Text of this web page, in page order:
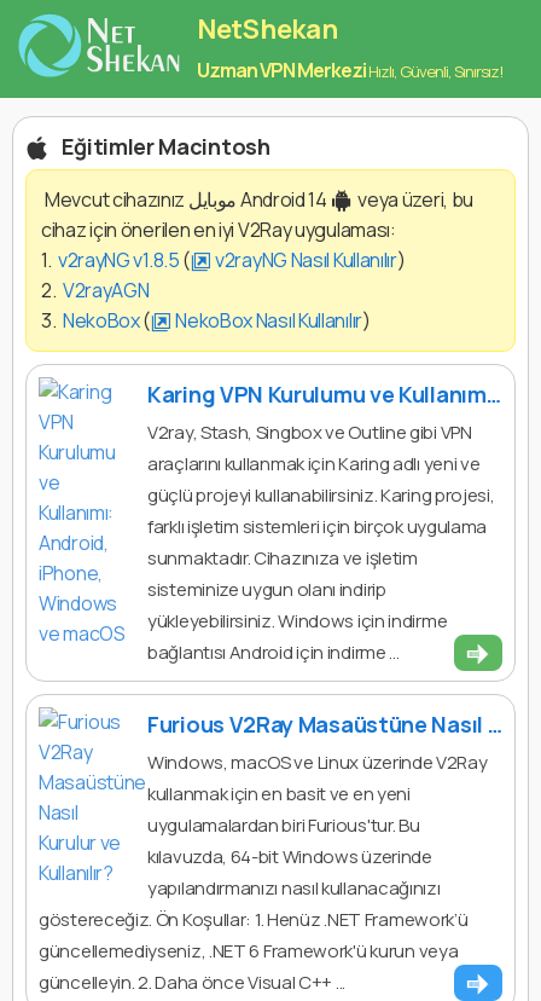
NetShekan
Uzman VPN MerkeziHızlı, Güvenli, Sınırsız!
Eğitimler‌ Macintosh
Mevcut cihazınız موبایل Android 14
veya üzeri, bu
cihaz için önerilen en iyi V2Ray uygulaması:
1. v2rayNG v1.8.5( v2rayNG Nasıl Kullanılır)
2. V2rayAGN
3. NekoBox( NekoBox Nasıl Kullanılır)
Karing VPN Kurulumu ve Kullanımı: Android, iPhone, Windows ve macOS
V2ray, Stash, Singbox ve Outline gibi VPN
araçlarını kullanmak için Karing adlı yeni ve
güçlü projeyi kullanabilirsiniz. Karing projesi,
farklı işletim sistemleri için birçok uygulama
sunmaktadır. Cihazınıza ve işletim
sisteminize uygun olanı indirip
yükleyebilirsiniz. Windows için indirme
bağlantısı Android için indirme ...
Furious V2Ray Masaüstüne Nasıl Kurulur ve Kullanılır?
Windows, macOS ve Linux üzerinde V2Ray
kullanmak için en basit ve en yeni
uygulamalardan biri Furious'tur. Bu
kılavuzda, 64-bit Windows üzerinde
yapılandırmanızı nasıl kullanacağınızı
göstereceğiz. Ön Koşullar: 1. Henüz .NET Framework’ü
güncellemediyseniz, .NET 6 Framework'ü kurun veya
güncelleyin. 2. Daha önce Visual C++ ...